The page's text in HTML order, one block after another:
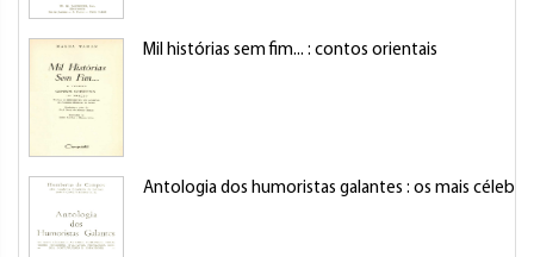
Mil histórias sem fim... : contos orientais
Antologia dos humoristas galantes : os mais